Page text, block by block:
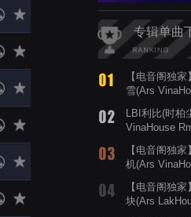
专辑单曲
【电音阁独
雪(Ars
LBI利比(时柏
VinaHouse
【电音阁独
机(Ars
【电音阁独
块(Ars